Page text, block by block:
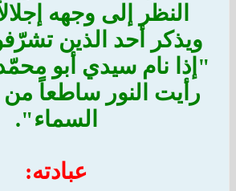
النظر إلى وجهه
ويذكر أحد الذين
"إذا نام سيدي أبو
رأيت النور ساطعاً
السماء".
عبادته: